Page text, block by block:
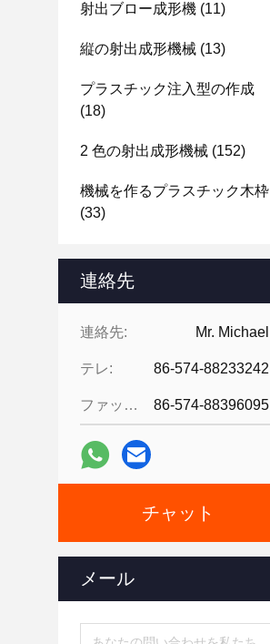
射出ブロー成形機 (11)
縦の射出成形機械 (13)
プラスチック注入型の作成
(18)
2 色の射出成形機械 (152)
機械を作るプラスチック木枠
(33)
連絡先
連絡先: Mr. Michael
テレ: 86-574-88233242
ファックス: 86-574-88396095
チャット
メール